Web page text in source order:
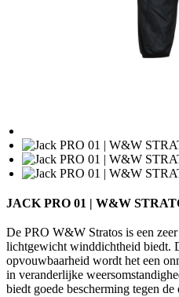
JACK PRO 01 | W&W
De PRO W&W Stratos is een
lichtgewicht winddichtheid biedt.
opvouwbaarheid wordt het een
in veranderlijke
biedt goede bescherming tegen de